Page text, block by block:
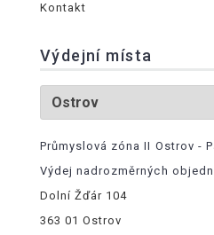
Kontakt
Výdejní místa
Průmyslová zóna II Ostrov -
Výdej nadrozměrných
Dolní Žďár 104
363 01 Ostrov